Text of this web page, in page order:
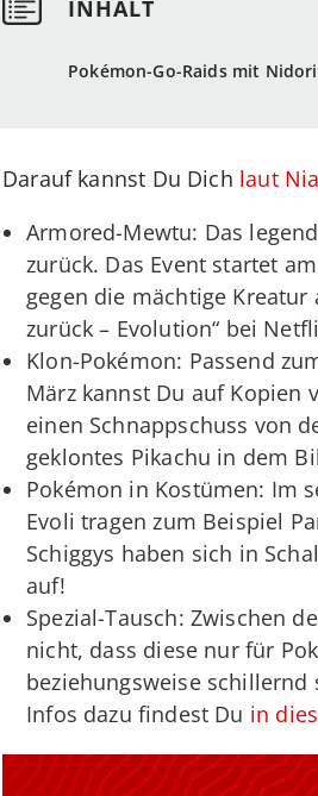
Pokémon-Go-Raids mit
Darauf kannst Du Dich laut
Armored-Mewtu: Das
zurück. Das Event startet
gegen die mächtige
zurück – Evolution“ bei
Klon-Pokémon: Passend
März kannst Du auf
einen Schnappschuss von
geklontes Pikachu in dem
Pokémon in Kostümen: Im
Evoli tragen zum Beispiel
Schiggys haben sich in
auf!
Spezial-Tausch: Zwischen
nicht, dass diese nur für
beziehungsweise
Infos dazu findest Du in